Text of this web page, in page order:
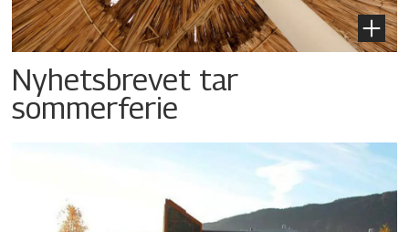
Nyhetsbrevet tar
sommerferie